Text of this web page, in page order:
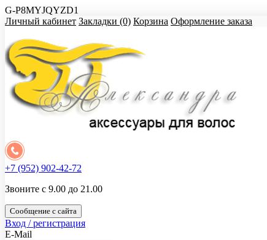
G-P8MYJQYZD1
Личный кабинет Закладки (0) Корзина Оформление заказа
+7 (952) 902-42-72
Звоните с 9.00 до 21.00
Сообщение с сайта
Вход / регистрация
E-Mail